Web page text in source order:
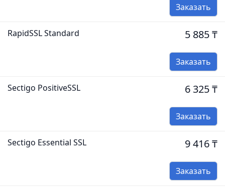
Заказать
RapidSSL Standard 5 885 ₸
Заказать
Sectigo PositiveSSL 6 325 ₸
Заказать
Sectigo Essential SSL 9 416 ₸
Заказать